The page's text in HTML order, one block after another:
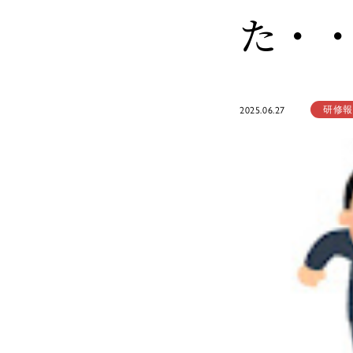
た・
2025.06.27 研修